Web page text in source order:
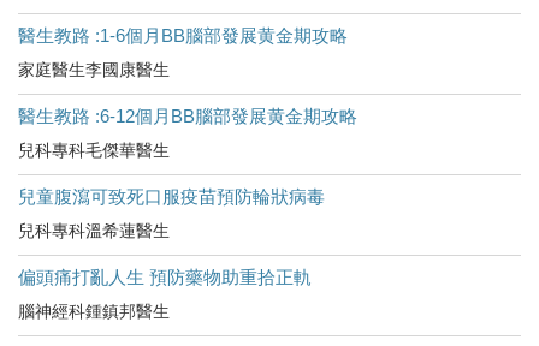
醫生教路 :1-6個月BB腦部發展黄金期攻略
家庭醫生李國康醫生
醫生教路 :6-12個月BB腦部發展黄金期攻略
兒科專科毛傑華醫生
兒童腹瀉可致死口服疫苗預防輪狀病毒
兒科專科溫希蓮醫生
偏頭痛打亂人生 預防藥物助重拾正軌
腦神經科鍾鎮邦醫生